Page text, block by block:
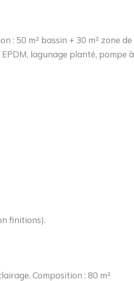
: 50 m² bassin + 30 m² zone de
lagunage planté, pompe à
finitions).
Composition : 80 m²